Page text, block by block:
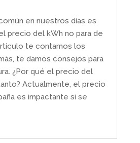
en nuestros días es
precio del kWh no para de
te contamos los
te damos consejos para
¿Por qué el precio del
Actualmente, el precio
es impactante si se